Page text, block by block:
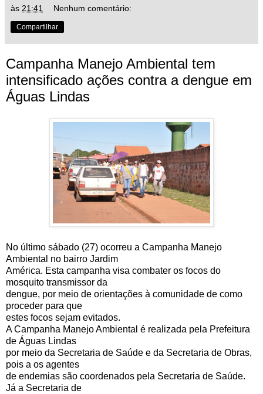
às 21:41 Nenhum comentário:
Compartilhar
Campanha Manejo Ambiental tem
intensificado ações contra a dengue em
Águas Lindas
No último sábado (27) ocorreu a Campanha Manejo
Ambiental no bairro Jardim
América. Esta campanha visa combater os focos do
mosquito transmissor da
dengue, por meio de orientações à comunidade de como
proceder para que
estes focos sejam evitados.
A Campanha Manejo Ambiental é realizada pela Prefeitura
de Águas Lindas
por meio da Secretaria de Saúde e da Secretaria de Obras,
pois a os agentes
de endemias são coordenados pela Secretaria de Saúde.
Já a Secretaria de